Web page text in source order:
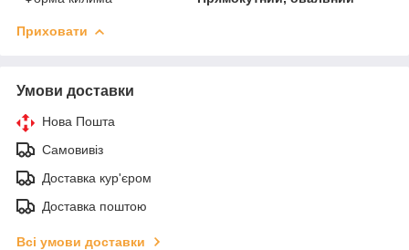
Приховати
Умови доставки
Нова Пошта
Самовивіз
Доставка кур'єром
Доставка поштою
Всі умови доставки